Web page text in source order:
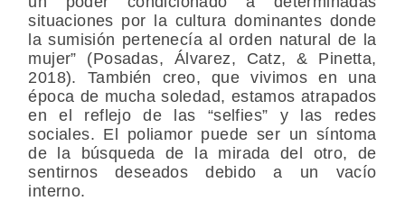
situaciones por la cultura dominantes donde
la sumisión pertenecía al orden natural de la
mujer” (Posadas, Álvarez, Catz, & Pinetta,
2018). También creo, que vivimos en una
época de mucha soledad, estamos atrapados
en el reflejo de las “selfies” y las redes
sociales. El poliamor puede ser un síntoma
de la búsqueda de la mirada del otro, de
sentirnos deseados debido a un vacío
interno.